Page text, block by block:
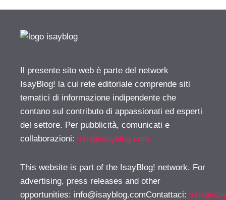
Il presente sito web è parte del network
IsayBlog! la cui rete editoriale comprende siti
tematici di informazione indipendente che
contano sul contributo di appassionati ed esperti
del settore. Per pubblicità, comunicati e
collaborazioni: info@isayblog.com
This website is part of the IsayBlog! network. For
advertising, press releases and other
opportunities: info@isayblog.comContattaci: